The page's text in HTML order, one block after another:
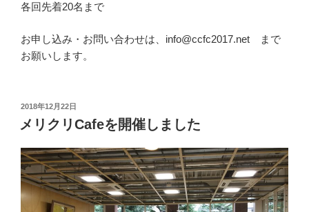
各回先着20名まで
お申し込み・お問い合わせは、info@ccfc2017.net まで
お願いします。
投
日:
2018年12月22日
メリクリCafeを開催しました